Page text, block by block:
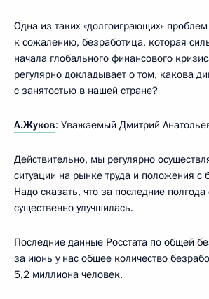
Одна из таких «долгоиграющих»
к сожалению, безработица, которая
начала глобального финансового
регулярно докладывает о том, какова
с занятостью в нашей стране?
А.Жуков: Уважаемый Дмитрий
Действительно, мы регулярно
ситуации на рынке труда и положения с
Надо сказать, что за последние полгода
существенно улучшилась.
Последние данные Росстата по общей
за июнь у нас общее количество
5,2 миллиона человек.